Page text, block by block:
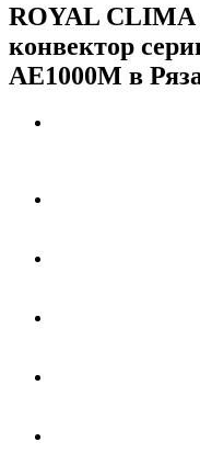
ROYAL CLIMA
конвектор
AE1000M в